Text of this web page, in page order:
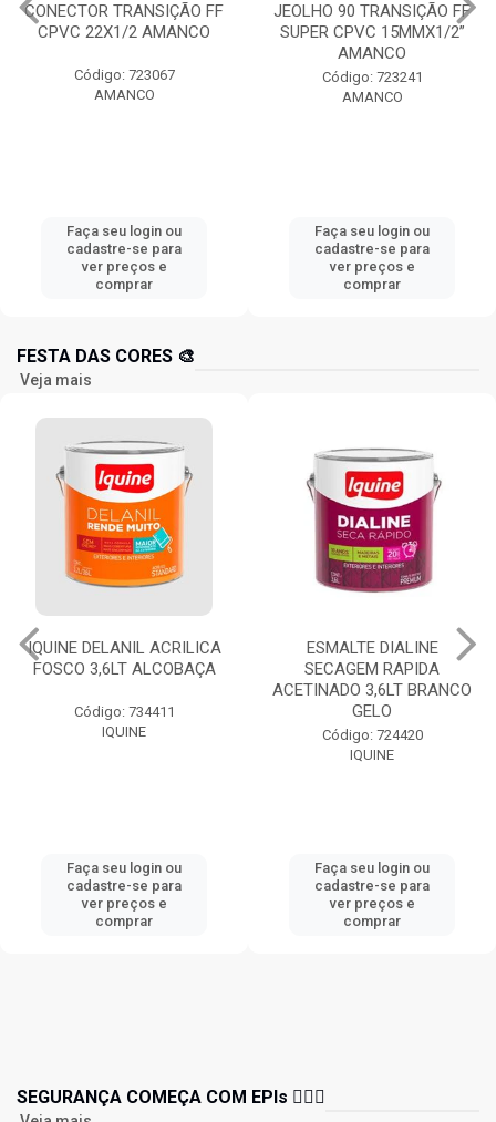
CONECTOR TRANSIÇÃO FF
CPVC 22X1/2 AMANCO
Código: 723067
AMANCO
Faça seu login ou
cadastre-se para
ver preços e
comprar
JEOLHO 90 TRANSIÇÃO FF
SUPER CPVC 15MMX1/2”
AMANCO
Código: 723241
AMANCO
Faça seu login ou
cadastre-se para
ver preços e
comprar
FESTA DAS CORES 🎨
Veja mais
IQUINE DELANIL ACRILICA
FOSCO 3,6LT ALCOBAÇA
Código: 734411
IQUINE
Faça seu login ou
cadastre-se para
ver preços e
comprar
ESMALTE DIALINE
SECAGEM RAPIDA
ACETINADO 3,6LT BRANCO
GELO
Código: 724420
IQUINE
Faça seu login ou
cadastre-se para
ver preços e
comprar
SEGURANÇA COMEÇA COM EPIs 👷🏻‍♂️